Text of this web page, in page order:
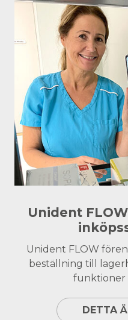
Unident
Unident FLOW
beställning till
funktioner
DETTA